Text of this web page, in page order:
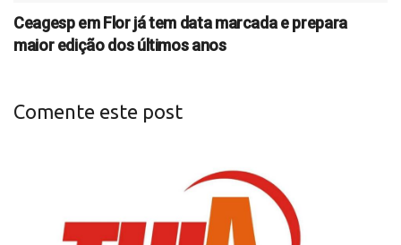
Ceagesp em Flor já tem data marcada e prepara
maior edição dos últimos anos
Comente este post